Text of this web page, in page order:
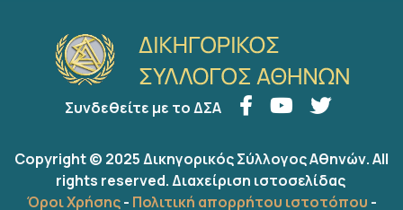
Συνδεθείτε με το ΔΣΑ
Copyright © 2025 Δικηγορικός Σύλλογος Αθηνών. All
rights reserved.Διαχείριση ιστοσελίδας
Όροι Χρήσης- Πολιτική απορρήτου ιστοτόπου -